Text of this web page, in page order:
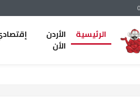
الرئيسية
الأردن
الأن